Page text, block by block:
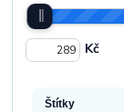
Kč
Štítky